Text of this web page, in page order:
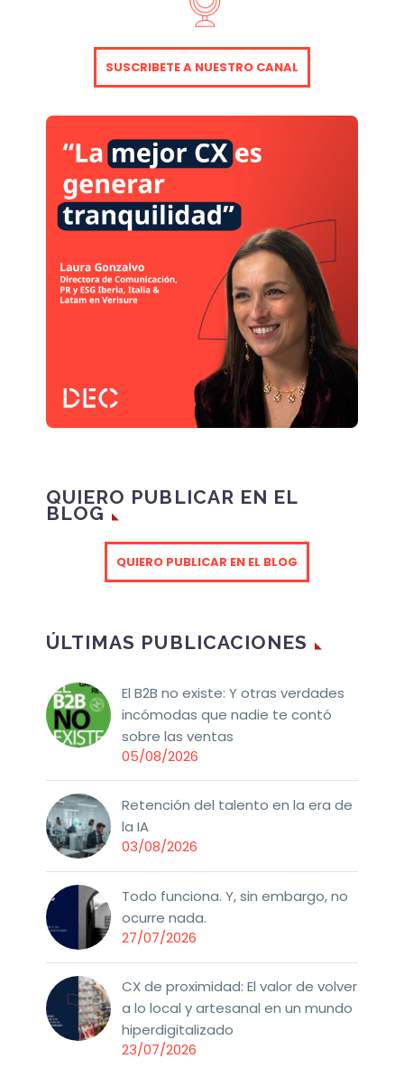
proporcionar la mejor
posible.
SUSCRIBETE A NUESTRO CANAL
QUIERO PUBLICAR EN EL
BLOG
QUIERO PUBLICAR EN EL BLOG
ÚLTIMAS PUBLICACIONES
El B2B no existe: Y otras verdades
incómodas que nadie te contó
sobre las ventas
05/08/2026
Retención del talento en la era de
la IA
03/08/2026
Todo funciona. Y, sin embargo, no
ocurre nada.
27/07/2026
CX de proximidad: El valor de volver
a lo local y artesanal en un mundo
hiperdigitalizado
23/07/2026